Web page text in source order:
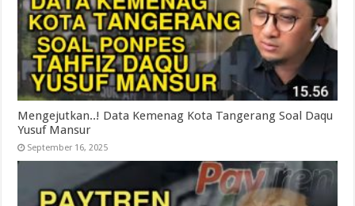
Mengejutkan..! Data Kemenag Kota Tangerang Soal Daqu
Yusuf Mansur
September 16, 2025